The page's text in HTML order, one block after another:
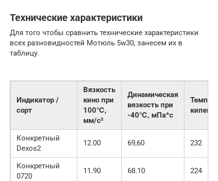
Технические характеристики
Для того чтобы сравнить технические характеристики
всех разновидностей Мотюль 5w30, занесем их в
таблицу.
Индикатор /
сорт
Вязкость
кино при
100℃,
мм/с²
Динамическая
вязкость при
-40℃, мПа*с
Конкретный
Dexos2
12.00 69,60 232
Конкретный
0720
11.90 68.10 224